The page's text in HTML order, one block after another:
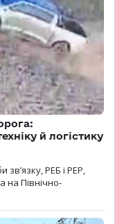
й логістику
РЕБ і РЕР,
на Північно-